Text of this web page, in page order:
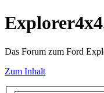
Das Forum zum Ford
Zum Inhalt